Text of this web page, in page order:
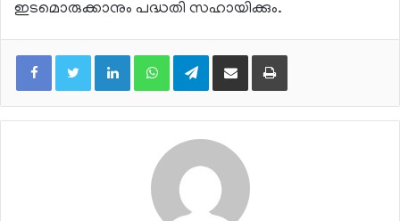
ഇടമൊരുക്കാനും പദ്ധതി സഹായിക്കും.
LinkedInWhatsAppTelegramShare via Email Print